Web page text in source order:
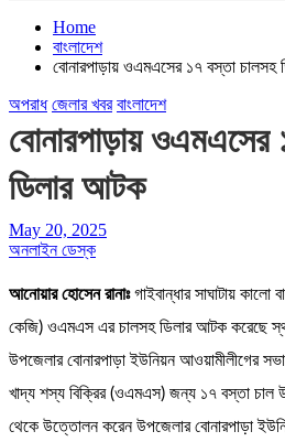
Home
বাংলাদেশ
বোনারপাড়ায় ওএমএসের ১৭ বস্তা চালসহ
অপরাধ জেলার খবর বাংলাদেশ
বোনারপাড়ায় ওএমএসের
ডিলার আটক
May 20, 2025
অনলাইন ডেস্ক
আনোয়ার হোসেন রানাঃগাইবান্ধার সাঘাটায় কালো
কেজি) ওএমএস এর চালসহ ডিলার আটক করেছে
উপজেলার বোনারপাড়া ইউনিয়ন আওয়ামীলীগের
খাদ্য শস্য বিক্রির (ওএমএস) জন্য ১৭ বস্তা চাল
থেকে উত্তোলন করেন উপজেলার বোনারপাড়া